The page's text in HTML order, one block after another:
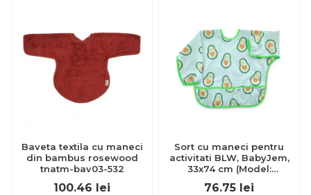
Baveta textila cu maneci
din bambus rosewood
tnatm-bav03-532
100.46 lei
Sort cu maneci pentru
activitati BLW, BabyJem,
33x74 cm (Model:
76.75 lei